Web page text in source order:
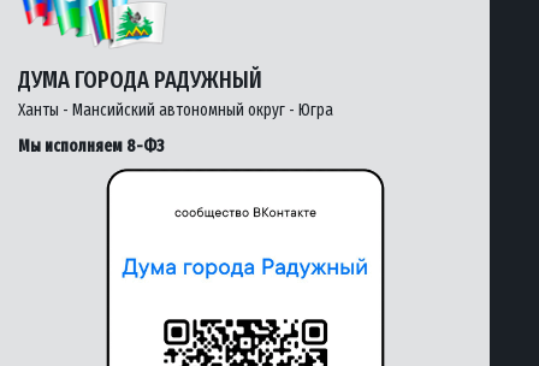
ДУМА ГОРОДА РАДУЖНЫЙ
Ханты - Мансийский автономный округ - Югра
Мы исполняем 8-ФЗ